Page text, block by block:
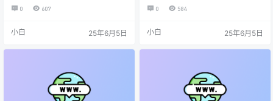
0 607
小白 25年6月5日
0 584
小白 25年6月5日